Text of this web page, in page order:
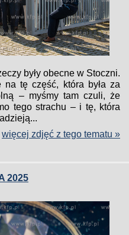
były obecne w Stoczni.
na tę część, która była za
– myśmy tam czuli, że
tego strachu – i tę, która
więcej zdjęć z tego tematu »
2025